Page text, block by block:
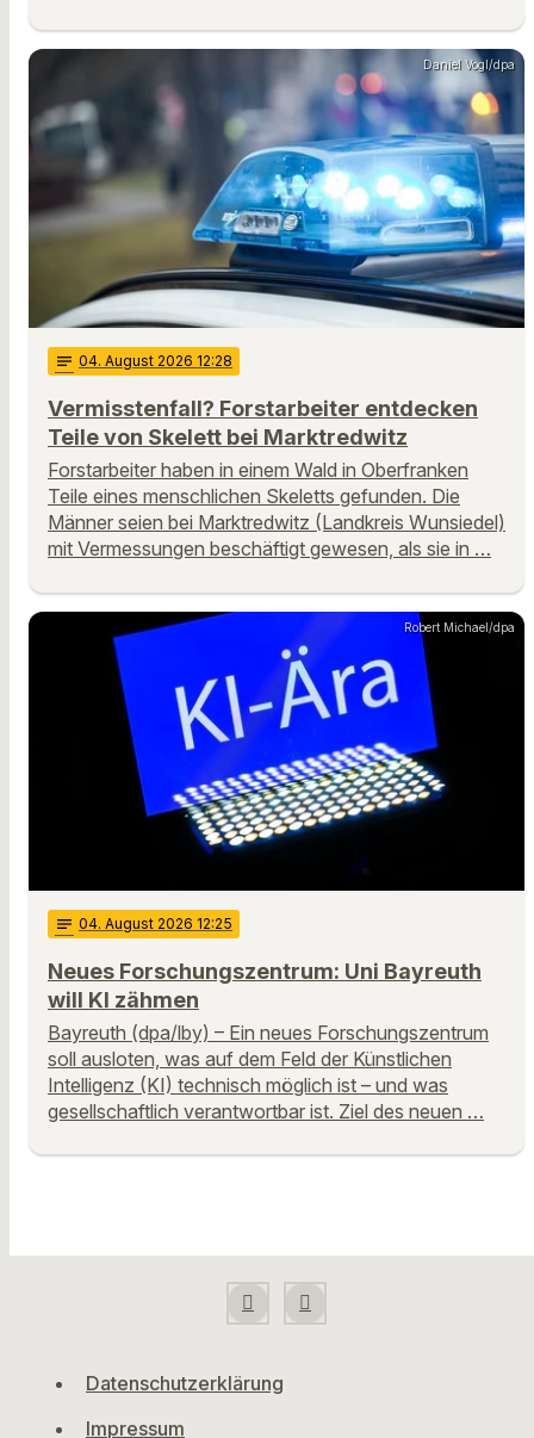
Daniel Vogl/dpa
notes 04. August 2026 12:28
Vermisstenfall? Forstarbeiter entdecken
Teile von Skelett bei Marktredwitz
Forstarbeiter haben in einem Wald in Oberfranken
Teile eines menschlichen Skeletts gefunden. Die
Männer seien bei Marktredwitz (Landkreis Wunsiedel)
mit Vermessungen beschäftigt gewesen, als sie in …
Robert Michael/dpa
notes 04. August 2026 12:25
Neues Forschungszentrum: Uni Bayreuth
will KI zähmen
Bayreuth (dpa/lby) – Ein neues Forschungszentrum
soll ausloten, was auf dem Feld der Künstlichen
Intelligenz (KI) technisch möglich ist – und was
gesellschaftlich verantwortbar ist. Ziel des neuen …
Datenschutzerklärung
Impressum